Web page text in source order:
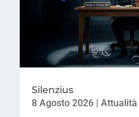
Silenzius
8 Agosto 2026| Attualità